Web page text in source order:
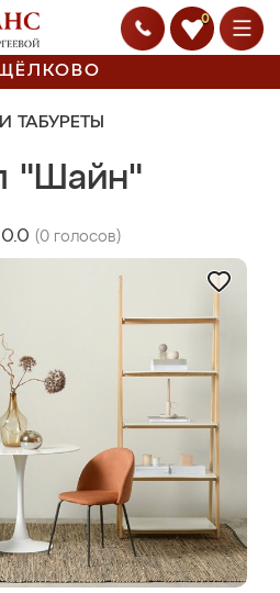
0
ТАБУРЕТЫ
"Шайн"
0.0 (0 голосов)